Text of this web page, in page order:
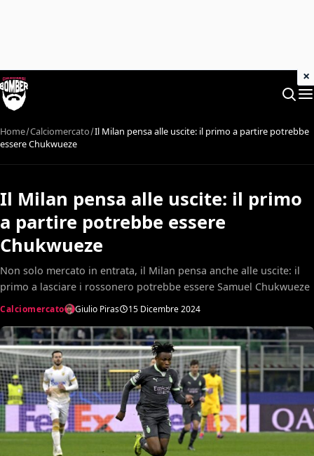
Home Calciomercato Il Milan pensa alle uscite: il primo a partire potrebbe
essere Chukwueze
Il Milan pensa alle uscite: il primo
a partire potrebbe essere
Chukwueze
Non solo mercato in entrata, il Milan pensa anche alle uscite: il
primo a lasciare i rossonero potrebbe essere Samuel Chukwueze
Calciomercato Giulio Piras 15 Dicembre 2024
×